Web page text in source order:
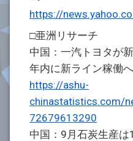
https://
□亜洲リサーチ
中国：一汽トヨタが
年内に新ライン稼働へ
https://ashu-
chinastatistics.com/
72679613290
中国：9月石炭生産